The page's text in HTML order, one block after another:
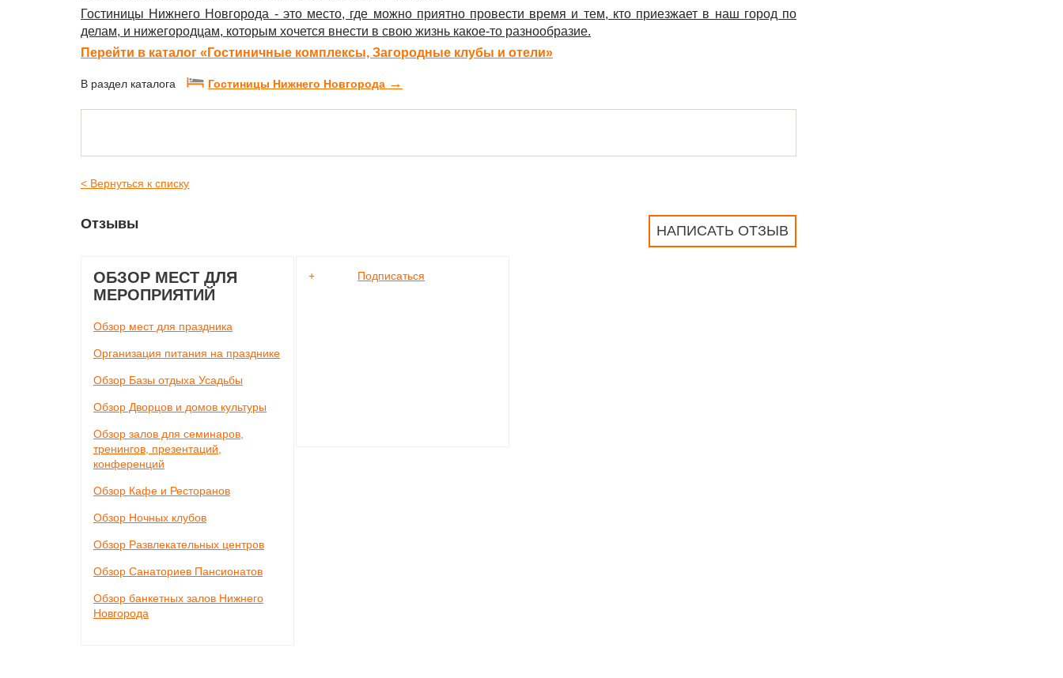
Гостиницы Нижнего Новгорода - это место, где можно приятно провести время и тем, кто приезжает в наш город по
делам, и нижегородцам, которым хочется внести в свою жизнь какое-то разнообразие.
Перейти в каталог «Гостиничные комплексы, Загородные клубы и отели»
В раздел каталога Гостиницы Нижнего Новгорода →
< Вернуться к списку
НАПИСАТЬ ОТЗЫВ
Отзывы
ОБЗОР МЕСТ ДЛЯ
МЕРОПРИЯТИЙ
Обзор мест для праздника
Организация питания на празднике
Обзор Базы отдыха Усадьбы
Обзор Дворцов и домов культуры
Обзор залов для семинаров,
тренингов, презентаций,
конференций
Обзор Кафе и Ресторанов
Обзор Ночных клубов
Обзор Развлекательных центров
Обзор Санаториев Пансионатов
Обзор банкетных залов Нижнего
Новгорода
+ Подписаться